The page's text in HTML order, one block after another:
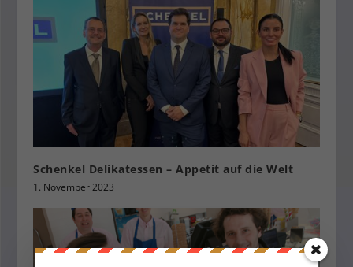
Schenkel Delikatessen – Appetit auf die Welt
1. November 2023